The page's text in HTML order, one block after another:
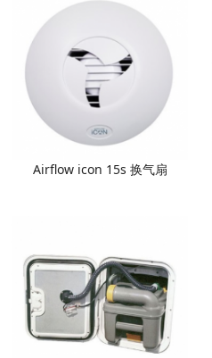
Airflow icon 15s 换气扇